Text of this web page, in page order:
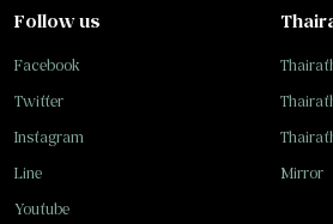
Follow us
Facebook
Twitter
Instagram
Line
Youtube
Mirror